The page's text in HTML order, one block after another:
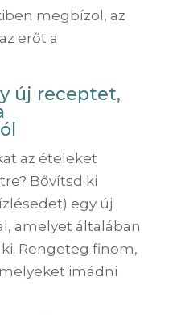
megbízol, az
erőt a
új receptet,
az ételeket
Bővítsd ki
egy új
amelyet általában
Rengeteg finom,
imádni